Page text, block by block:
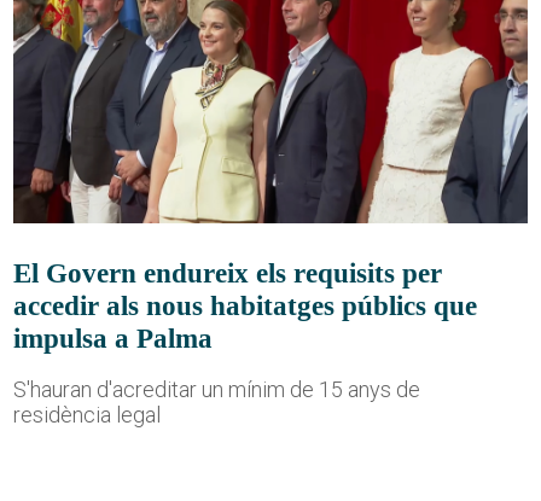
El Govern endureix els requisits per
accedir als nous habitatges públics que
impulsa a Palma
S'hauran d'acreditar un mínim de 15 anys de
residència legal